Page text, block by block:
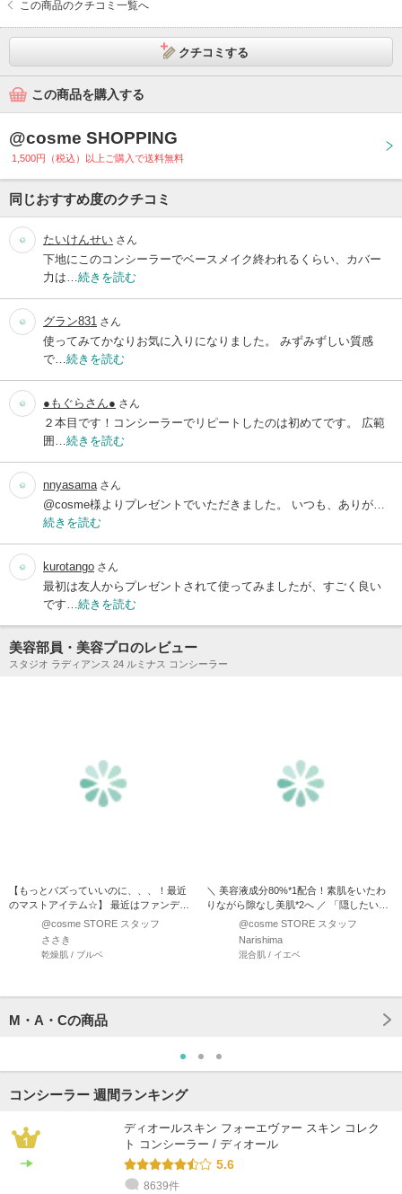
この商品のクチコミ一覧へ
クチコミする
この商品を購入する
@cosme SHOPPING
1,500円（税込）以上ご購入で送料無料
同じおすすめ度のクチコミ
たいけんせい さん
下地にこのコンシーラーでベースメイク終われるくらい、カバー
力は… 続きを読む
グラン831 さん
使ってみてかなりお気に入りになりました。 みずみずしい質感
で… 続きを読む
●もぐらさん● さん
２本目です！コンシーラーでリピートしたのは初めてです。 広範
囲… 続きを読む
nnyasama さん
@cosme様よりプレゼントでいただきました。 いつも、ありが…
続きを読む
kurotango さん
最初は友人からプレゼントされて使ってみましたが、すごく良い
です… 続きを読む
美容部員・美容プロのレビュー
スタジオ ラディアンス 24 ルミナス コンシーラー
【もっとバズっていいのに、、、！最近
のマストアイテム☆】 最近はファンデー
ションを使わずこれだけ…
@cosme STORE スタッフ
ささき
乾燥肌 / ブルベ
＼ 美容液成分80%*1配合！素肌をいたわ
りながら隙なし美肌*2へ ／ 「隠したいけ
れど、厚塗り…@cosme STORE スタッフ
Narishima
混合肌 / イエベ
M・A・Cの商品
コンシーラー 週間ランキング
ディオールスキン フォーエヴァー スキン コレク
ト コンシーラー / ディオール
5.6
8639件